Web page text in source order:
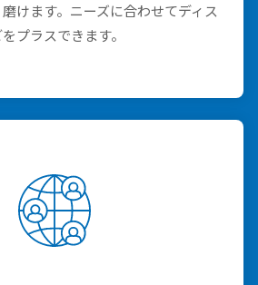
けます。ニーズに合わせてディス
プラスできます。